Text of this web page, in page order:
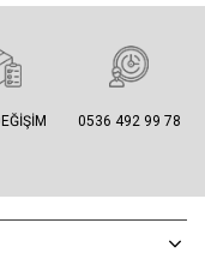
0536 492 99 78